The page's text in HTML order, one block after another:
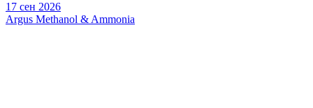
17 сен 2026
Argus Methanol & Ammonia